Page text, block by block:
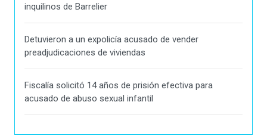
inquilinos de Barrelier
Detuvieron a un expolicía acusado de vender
preadjudicaciones de viviendas
Fiscalía solicitó 14 años de prisión efectiva para
acusado de abuso sexual infantil